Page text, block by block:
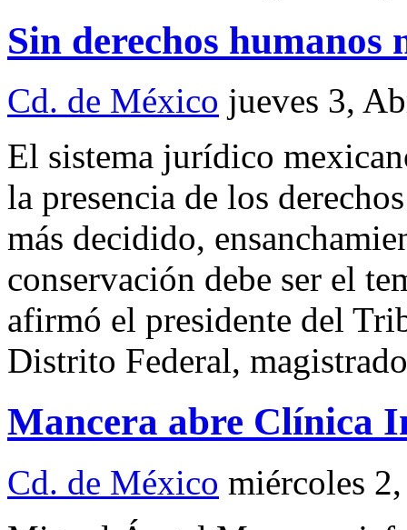
Sin derechos
Cd. de México jueves 3,
El sistema jurídico
la presencia de los
más decidido,
conservación debe ser el
afirmó el presidente del
Distrito Federal,
Mancera abre Clínica
Cd. de México miércoles